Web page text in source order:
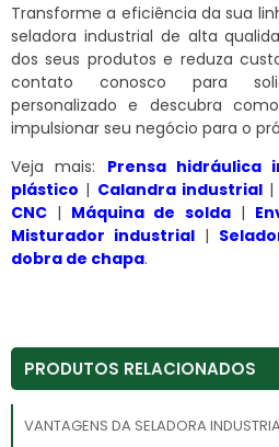
Transforme a eficiência da sua
seladora industrial de alta
dos seus produtos e reduza
contato conosco para
personalizado e descubra
impulsionar seu negócio para o
Veja mais: Prensa hidráulica
plástico | Calandra industrial|
CNC | Máquina de solda|
Misturador industrial |
dobra de chapa.
PRODUTOS RELACIONADOS
VANTAGENS DA SELADORA